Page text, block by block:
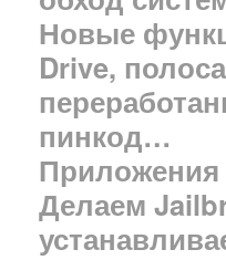
Новые
Drive,
пинкод…
Приложения
Делаем